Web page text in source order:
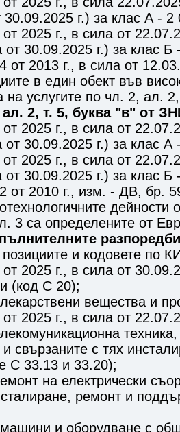
30.09.2025 г.) за клас А -
2025 г., в сила от
от 30.09.2025 г.) за клас
2013 г., в сила от
в един обект във
на услугите по чл. 2, ал.
2, т. 5, буква "в" от
2025 г., в сила от
от 30.09.2025 г.) за клас
2025 г., в сила от
от 30.09.2025 г.) за клас
2010 г., изм. - ДВ, бр.
дейности
3 са определените от
и кодовете по
2025 г., в сила от
(код C 20);
вещества и
2025 г., в сила от
свързаните с тях
С 33.13 и 33.20);
на електрически
ремонт и
и оборудване с